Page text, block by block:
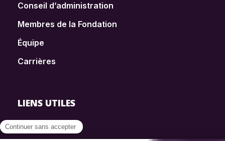
Conseil d’administration
Membres de la Fondation
Équipe
Carrières
LIENS UTILES
FAQ